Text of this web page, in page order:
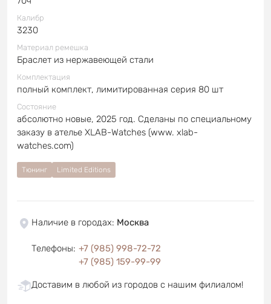
Калибр
3230
Материал ремешка
Браслет из нержавеющей стали
Комплектация
полный комплект, лимитированная серия 80 шт
Состояние
абсолютно новые, 2025 год. Сделаны по специальному
заказу в ателье XLAB-Watches (www. xlab-
watches.com)
Тюнинг Limited Editions
Наличие в городах: Москва
Телефоны: +7 (985) 998-72-72
+7 (985) 159-99-99
Доставим в любой из городов с нашим филиалом!